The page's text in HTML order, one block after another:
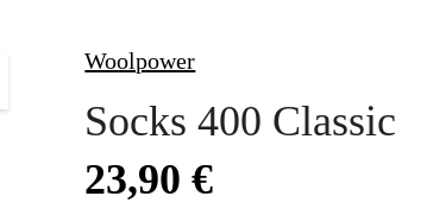
Woolpower
Socks 400 Classic
23,90 €